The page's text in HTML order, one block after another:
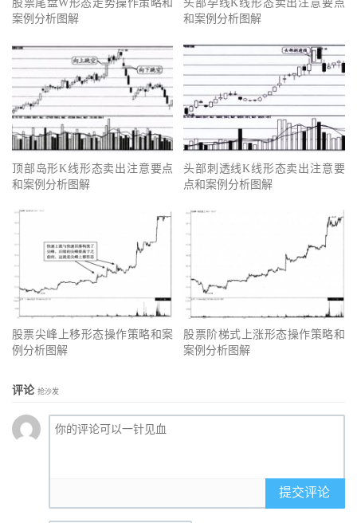
股票尾盘W形态走势操作策略和
案例分析图解
头部孕线K线形态卖出注意要点
和案例分析图解
顶部岛形K线形态卖出注意要点
和案例分析图解
头部刺透线K线形态卖出注意要
点和案例分析图解
股票尖峰上移形态操作策略和案
例分析图解
股票阶梯式上涨形态操作策略和
案例分析图解
评论 抢沙发
提交评论